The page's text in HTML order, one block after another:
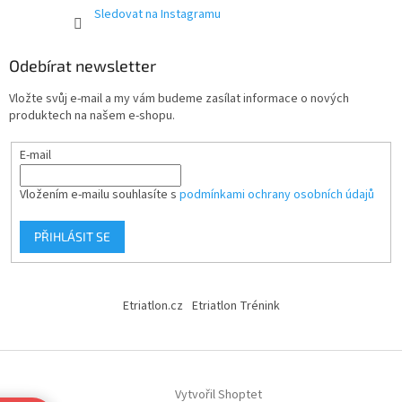
Sledovat na Instagramu
Odebírat newsletter
Vložte svůj e-mail a my vám budeme zasílat informace o nových
produktech na našem e-shopu.
E-mail
Vložením e-mailu souhlasíte s podmínkami ochrany osobních údajů
PŘIHLÁSIT SE
Etriatlon.cz Etriatlon Trénink
Vytvořil Shoptet